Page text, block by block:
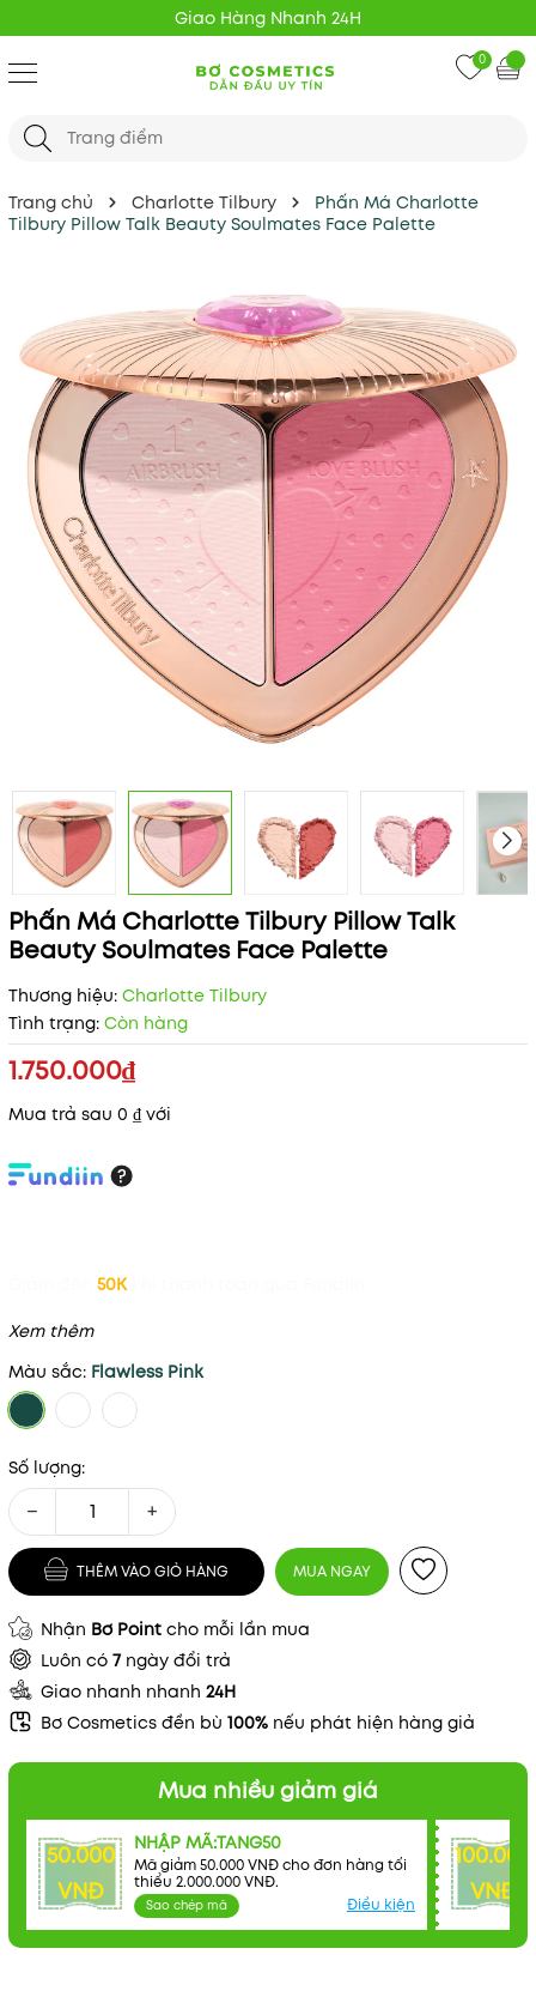
Freeship 20K mọi đơn hàng
0
Trang chủ Charlotte Tilbury
Phấn Má Charlotte
Tilbury Pillow Talk Beauty Soulmates Face Palette
Phấn Má Charlotte Tilbury Pillow Talk
Beauty Soulmates Face Palette
Thương hiệu: Charlotte Tilbury
Tình trạng: Còn hàng
1.750.000₫
Mua trả sau 0 ₫ với
50K
Xem thêm
Màu sắc: Flawless Pink
Số lượng:
− +
THÊM VÀO GIỎ HÀNG MUA NGAY
Nhận Bơ Point cho mỗi lần mua
Luôn có 7 ngày đổi trả
Giao nhanh nhanh 24H
Bơ Cosmetics đền bù 100% nếu phát hiện hàng giả
Mua nhiều giảm giá
50.000
VNĐ
NHẬP MÃ:TANG50
Mã giảm 50.000 VNĐ cho đơn hàng tối
thiểu 2.000.000 VNĐ.
Sao chép mã Điều kiện
100.000
VNĐ